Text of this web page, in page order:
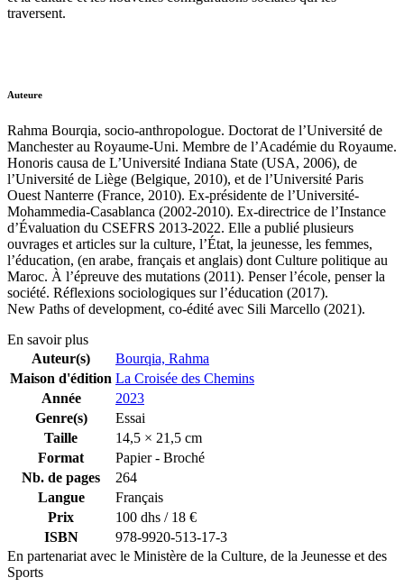
traversent.
Auteure
Rahma Bourqia, socio-anthropologue. Doctorat de l’Université de
Manchester au Royaume-Uni. Membre de l’Académie du Royaume.
Honoris causa de L’Université Indiana State (USA, 2006), de
l’Université de Liège (Belgique, 2010), et de l’Université Paris
Ouest Nanterre (France, 2010). Ex-présidente de l’Université-
Mohammedia-Casablanca (2002-2010). Ex-directrice de l’Instance
d’Évaluation du CSEFRS 2013-2022. Elle a publié plusieurs
ouvrages et articles sur la culture, l’État, la jeunesse, les femmes,
l’éducation, (en arabe, français et anglais) dont Culture politique au
Maroc. À l’épreuve des mutations (2011). Penser l’école, penser la
société. Réflexions sociologiques sur l’éducation (2017).
New Paths of development, co-édité avec Sili Marcello (2021).
En savoir plus
Auteur(s)
Bourqia, Rahma
Maison d'édition La Croisée des Chemins
Année
2023
Genre(s)
Essai
Taille
14,5 × 21,5 cm
Format
Papier - Broché
Nb. de pages
264
Langue
Français
Prix
100 dhs / 18 €
ISBN
978-9920-513-17-3
En partenariat avec le Ministère de la Culture, de la Jeunesse et des
Sports